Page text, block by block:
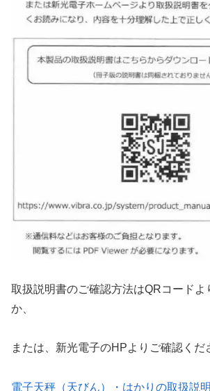
取扱説明書のご確認方法はQRコードよ
か、
または、新光電子のHPよりご確認くだ
電子天秤（天びん）・はかりの取扱説